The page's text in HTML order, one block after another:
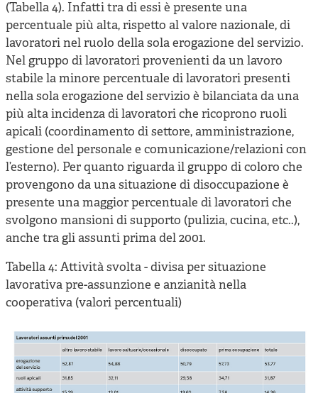
(Tabella 4). Infatti tra di essi è presente una
percentuale più alta, rispetto al valore nazionale, di
lavoratori nel ruolo della sola erogazione del servizio.
Nel gruppo di lavoratori provenienti da un lavoro
stabile la minore percentuale di lavoratori presenti
nella sola erogazione del servizio è bilanciata da una
più alta incidenza di lavoratori che ricoprono ruoli
apicali (coordinamento di settore, amministrazione,
gestione del personale e comunicazione/relazioni con
l’esterno). Per quanto riguarda il gruppo di coloro che
provengono da una situazione di disoccupazione è
presente una maggior percentuale di lavoratori che
svolgono mansioni di supporto (pulizia, cucina, etc..),
anche tra gli assunti prima del 2001.
Tabella 4: Attività svolta - divisa per situazione
lavorativa pre-assunzione e anzianità nella
cooperativa (valori percentuali)